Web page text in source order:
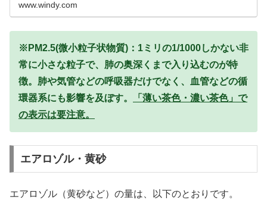
www.windy.com
※PM2.5(微小粒子状物質)：1ミリの1/1000しかない非
常に小さな粒子で、肺の奥深くまで入り込むのが特
徴。肺や気管などの呼吸器だけでなく、血管などの循
環器系にも影響を及ぼす。
「薄い茶色・濃い茶色」で
の表示は要注意。
エアロゾル・黄砂
エアロゾル（黄砂など）の量は、以下のとおりです。